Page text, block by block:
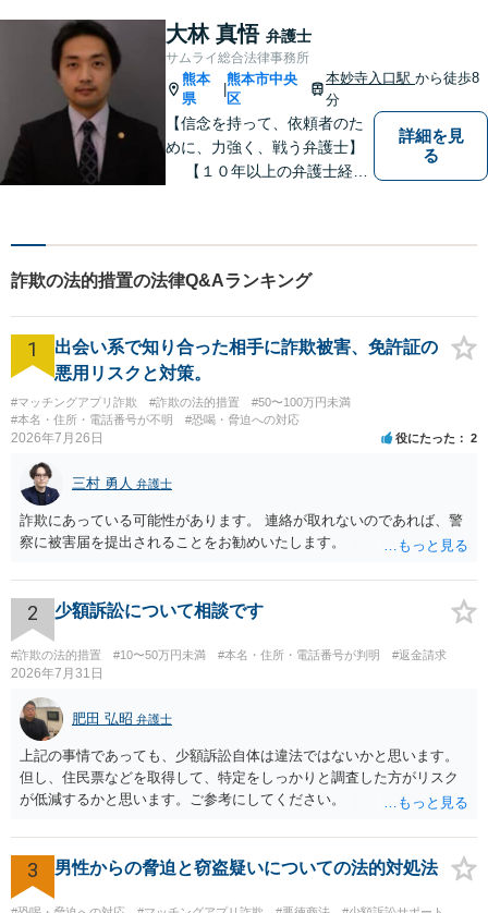
ート。企業からのご相談も承
ります【交通事故】弁護士費
用特約の利用可【夜間・休日
面談可】
大林 真悟 弁護士
サムライ総合法律事務所
熊本
県
|
熊本市中央
区
本妙寺入口駅から徒歩8
分
【信念を持って、依頼者のた
めに、力強く、戦う弁護士】
【１０年以上の弁護士経
護の３つの分野に力を注ぐ弁
詳細を見
る
詐欺の法的措置の法律Q&Aランキング
1
出会い系で知り合った相手に詐欺被害、免許証の
悪用リスクと対策。
#マッチングアプリ詐欺 #詐欺の法的措置
#50〜100万円未満
#本名・住所・電話番号が不明
#恐喝・脅迫への対応
2026年7月26日 役にたった 2
三村 勇人 弁護士
詐欺にあっている可能性があります。 連絡が取れないのであれば、警
察に被害届を提出されることをお勧めいたします。
2 少額訴訟について相談です
#詐欺の法的措置 #10〜50万円未満 #本名・住所・電話番号が判明 #返金請求
2026年7月31日
肥田 弘昭 弁護士
上記の事情であっても、少額訴訟自体は違法ではないかと思います。
但し、住民票などを取得して、特定をしっかりと調査した方がリスク
が低減するかと思います。ご参考にしてください。
3 男性からの脅迫と窃盗疑いについての法的対処法